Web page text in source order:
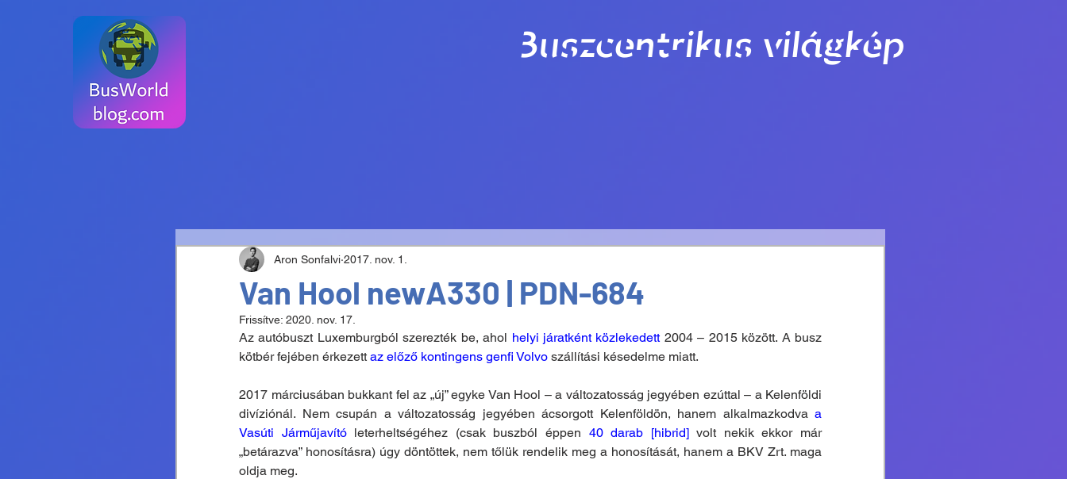
Buszcentrikus világkép
Van Hool newA330 | PDN-684
Aron Sonfalvi 2017. nov. 1.
Frissítve: 2020. nov. 17.
Az autóbuszt Luxemburgból szerezték be, ahol helyi járatként közlekedett 2004 – 2015 között. A busz
kötbér fejében érkezett az előző kontingens genfi Volvo szállítási késedelme miatt.
2017 márciusában bukkant fel az „új” egyke Van Hool – a változatosság jegyében ezúttal – a Kelenföldi
divíziónál. Nem csupán a változatosság jegyében ácsorgott Kelenföldön, hanem alkalmazkodva a
Vasúti Járműjavító leterheltségéhez (csak buszból éppen 40 darab [hibrid] volt nekik ekkor már
„betárazva” honosításra) úgy döntöttek, nem tőlük rendelik meg a honosítását, hanem a BKV Zrt. maga
oldja meg.